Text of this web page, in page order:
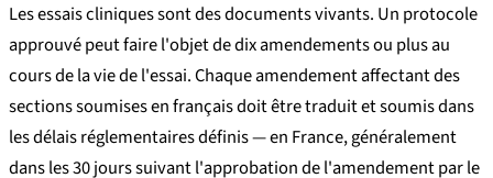
Les essais cliniques sont des documents vivants. Un protocole
approuvé peut faire l'objet de dix amendements ou plus au
cours de la vie de l'essai. Chaque amendement affectant des
sections soumises en français doit être traduit et soumis dans
les délais réglementaires définis — en France, généralement
dans les 30 jours suivant l'approbation de l'amendement par le